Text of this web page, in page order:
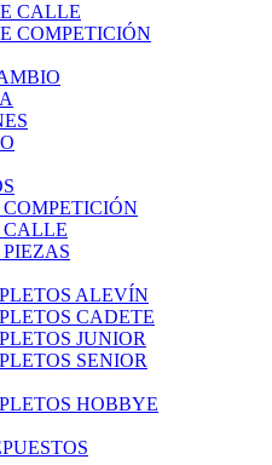
CALLE
COMPETICIÓN
CALLE
ALEVÍN
CADETE
JUNIOR
SENIOR
HOBBYE